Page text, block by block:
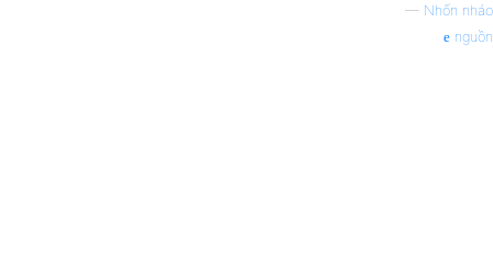
— Nhốn nháo
nguồn